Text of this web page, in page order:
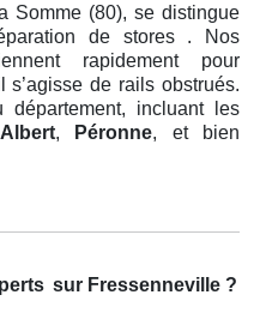
Somme (80), se distingue
de stores . Nos
rapidement pour
s’agisse de rails obstrués.
département, incluant les
Albert, Péronne, et bien
sur Fressenneville ?